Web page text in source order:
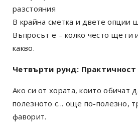
разстояния
В крайна сметка и двете опции
Въпросът е – колко често ще ги
какво.
Четвърти рунд:
Ако си от хората, които обичат
полезното с... още по-полезно,
фаворит.